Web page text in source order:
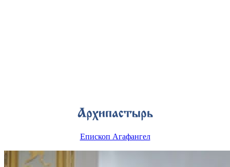
Епископ Агафангел